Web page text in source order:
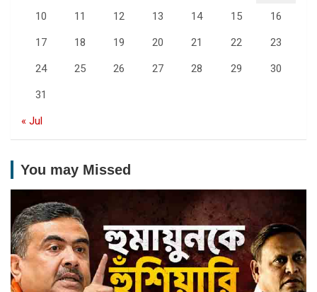
10 11 12 13 14 15 16
17 18 19 20 21 22 23
24 25 26 27 28 29 30
31
« Jul
You may Missed